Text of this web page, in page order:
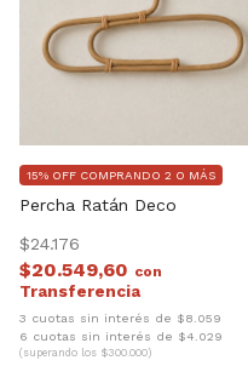
Percha Ratán Deco
$24.176
15% OFF COMPRANDO 2 O MÁS
$20.549,60 con
3 cuotas sin interés de $8.059
6 cuotas sin interés de $4.029
(superando los $300.000)